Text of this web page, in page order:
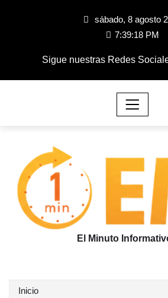
sábado, 8 agosto
7:39:18 PM
Sigue nuestras Redes
El Minuto
Inicio